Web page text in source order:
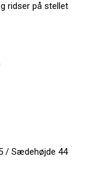
ridser på stellet
/ Sædehøjde 44